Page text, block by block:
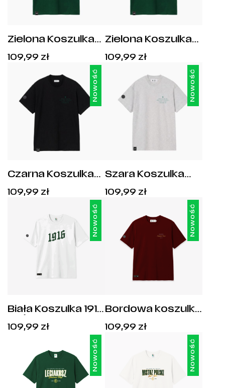
Zielona Koszulka
Since 1916 Syrenka
109,99 złCena:
zł.
Zielona Koszulka
109,99 złCena:
zł.
Nowość
Czarna Koszulka
Footballer 1916
109,99 złCena:
zł.
Nowość
Szara Koszulka
Footballer 1916
109,99 złCena:
zł.
Nowość
Biała Koszulka 1916
109,99 złCena:
zł.
Nowość
Bordowa koszulka
Club 1916
109,99 złCena:
zł.
Nowość Nowość